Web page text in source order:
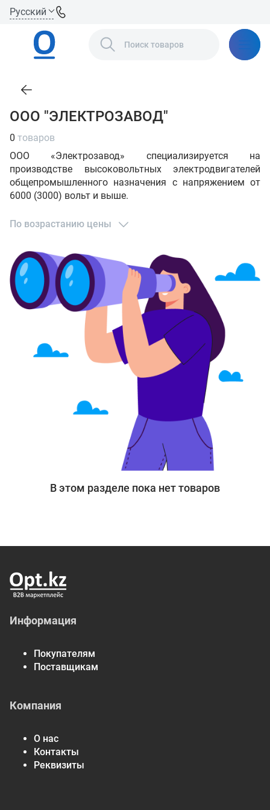
Русский
ООО "ЭЛЕКТРОЗАВОД"
0 товаров
ООО «Электрозавод» специализируется на
производстве высоковольтных электродвигателей
общепромышленного назначения с напряжением от
6000 (3000) вольт и выше.
По возрастанию цены
В этом разделе пока нет товаров
Информация
Покупателям
Поставщикам
Компания
О нас
Контакты
Реквизиты